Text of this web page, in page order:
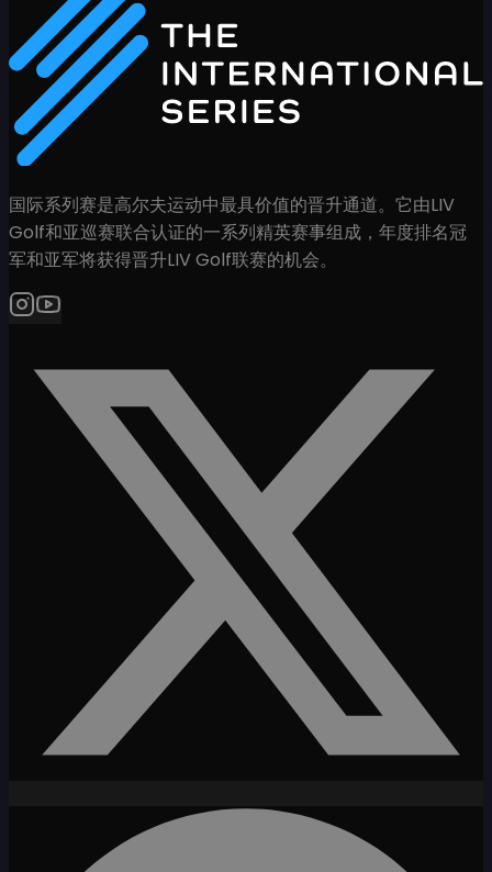
国际系列赛是高尔夫运动中最具价值的晋升通道。它由LIV
Golf和亚巡赛联合认证的一系列精英赛事组成，年度排名冠
军和亚军将获得晋升LIV Golf联赛的机会。